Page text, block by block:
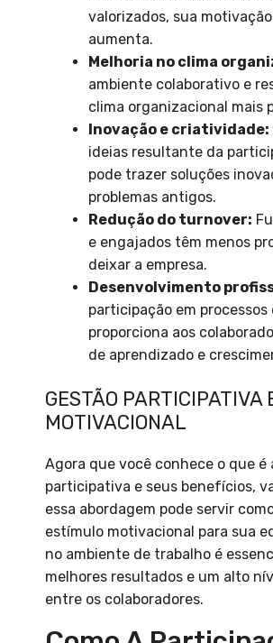
valorizados, sua
aumenta.
Melhoria no clima
ambiente colaborativo e
clima organizacional mais
Inovação e criatividade:
ideias resultante da
pode trazer soluções
problemas antigos.
Redução do turnover:
e engajados têm menos
deixar a empresa.
Desenvolvimento
participação em processos
proporciona aos
de aprendizado e
GESTÃO PARTICIPATIVA
MOTIVACIONAL
Agora que você conhece o que é
participativa e seus benefícios,
essa abordagem pode servir
estímulo motivacional para sua
no ambiente de trabalho é
melhores resultados e um alto
entre os colaboradores.